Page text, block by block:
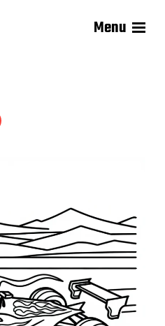
Menu